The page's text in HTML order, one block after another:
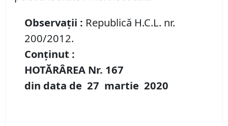
Observații : Republică H.C.L. nr.
200/2012.
Conținut :
HOTĂRÂREA Nr. 167
din data de 27 martie 2020